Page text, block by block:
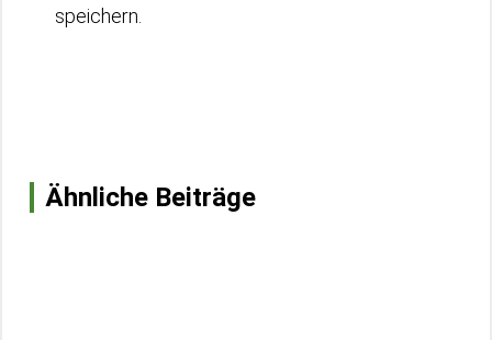
speichern.
Ähnliche Beiträge